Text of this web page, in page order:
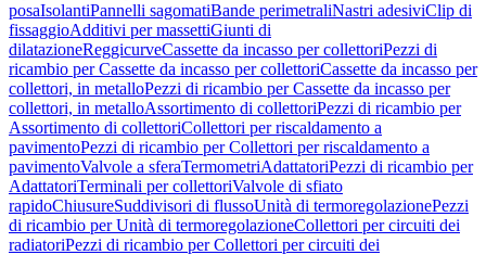
posaIsolantiPannelli sagomatiBande perimetraliNastri adesiviClip di
fissaggioAdditivi per massettiGiunti di
dilatazioneReggicurveCassette da incasso per collettoriPezzi di
ricambio per Cassette da incasso per collettoriCassette da incasso per
collettori, in metalloPezzi di ricambio per Cassette da incasso per
collettori, in metalloAssortimento di collettoriPezzi di ricambio per
Assortimento di collettoriCollettori per riscaldamento a
pavimentoPezzi di ricambio per Collettori per riscaldamento a
pavimentoValvole a sferaTermometriAdattatoriPezzi di ricambio per
AdattatoriTerminali per collettoriValvole di sfiato
rapidoChiusureSuddivisori di flussoUnità di termoregolazionePezzi
di ricambio per Unità di termoregolazioneCollettori per circuiti dei
radiatoriPezzi di ricambio per Collettori per circuiti dei